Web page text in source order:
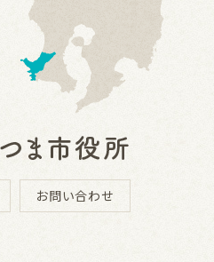
お問い合わせ